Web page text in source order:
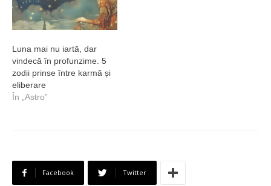
Luna mai nu iartă, dar
vindecă în profunzime. 5
zodii prinse între karmă și
eliberare
În „Astro”
Facebook Twitter